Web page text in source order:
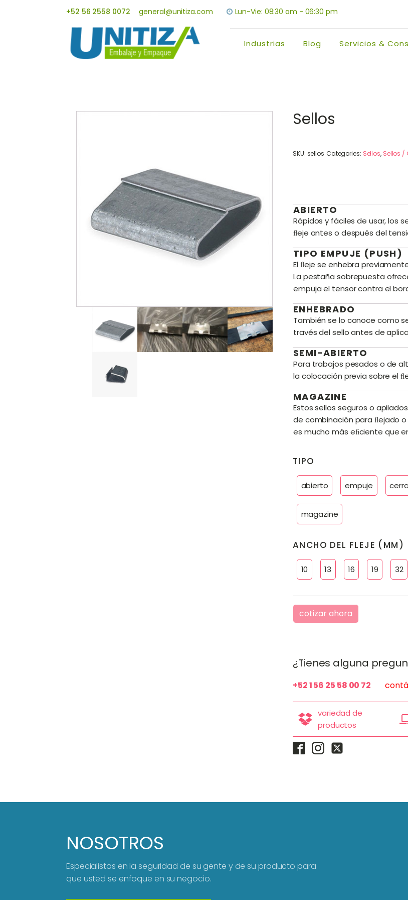
+52 56 2558 0072 general@unitiza.com Lun-Vie: 08:30 am - 06:30 pm
Industrias Blog Servicios &
Sellos
SKU: sellos Categories: Sellos, Sellos /
ABIERTO
Rápidos y fáciles de usar, los
ﬂeje antes o después del
TIPO EMPUJE (PUSH)
El ﬂeje se enhebra
La pestaña sobrepuesta
empuja el tensor contra el
ENHEBRADO
También se lo conoce como
través del sello antes de
SEMI-ABIERTO
Para trabajos pesados o de
la colocación previa sobre el
MAGAZINE
Estos sellos seguros o
de combinación para ﬂejado
es mucho más eﬁciente que
TIPO
abierto empuje
magazine
ANCHO DEL FLEJE (MM)
10 13 16 19 32
cotizar ahora
¿Tienes alguna
+52 1 56 25 58 00 72
variedad de
productos
NOSOTROS
Especialistas en la seguridad de su gente y de su producto para
que usted se enfoque en su negocio.